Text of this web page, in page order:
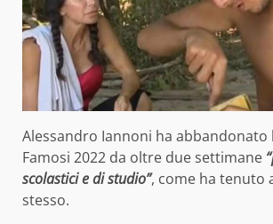
Alessandro Iannoni ha abbandonato
Famosi 2022 da oltre due settimane
scolastici e di studio”, come ha tenuto
stesso.